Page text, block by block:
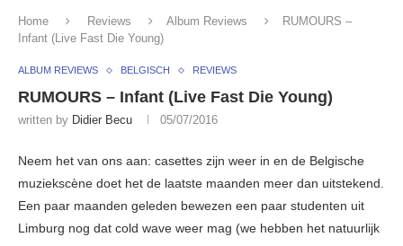
Home Reviews Album Reviews
RUMOURS –
Infant (Live Fast Die Young)
ALBUM REVIEWS BELGISCH REVIEWS
RUMOURS – Infant (Live Fast Die Young)
written by Didier Becu 05/07/2016
Neem het van ons aan: casettes zijn weer in en de Belgische
muziekscène doet het de laatste maanden meer dan uitstekend.
Een paar maanden geleden bewezen een paar studenten uit
Limburg nog dat cold wave weer mag (we hebben het natuurlijk